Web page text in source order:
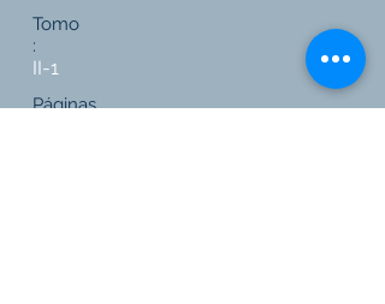
Tomo
:
II-1
Páginas